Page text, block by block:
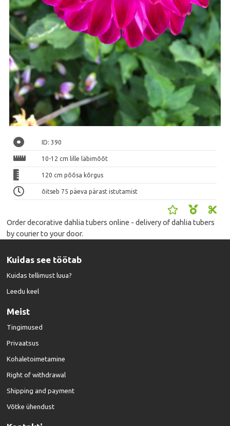
ID: 390
10-12 cm lille läbimõõt
120 cm põõsa kõrgus
õitseb 75 päeva pärast istutamist
Order decorative dahlia tubers online - delivery of dahlia tubers
by courier to your door.
Kuidas see töötab
Kuidas tellimust luua?
Leedu keel
Meist
Tingimused
Privaatsus
Kohaletoimetamine
Right of withdrawal
Shipping and payment
Võtke ühendust